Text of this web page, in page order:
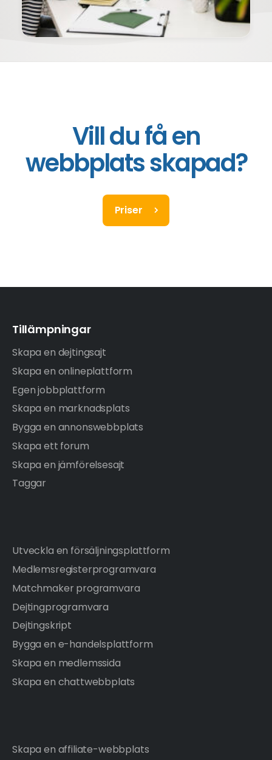
Vill du få en
webbplats skapad?
Priser
Tillämpningar
Skapa en dejtingsajt
Skapa en onlineplattform
Egen jobbplattform
Skapa en marknadsplats
Bygga en annonswebbplats
Skapa ett forum
Skapa en jämförelsesajt
Taggar
Utveckla en försäljningsplattform
Medlemsregisterprogramvara
Matchmaker programvara
Dejtingprogramvara
Dejtingskript
Bygga en e-handelsplattform
Skapa en medlemssida
Skapa en chattwebbplats
Skapa en affiliate-webbplats